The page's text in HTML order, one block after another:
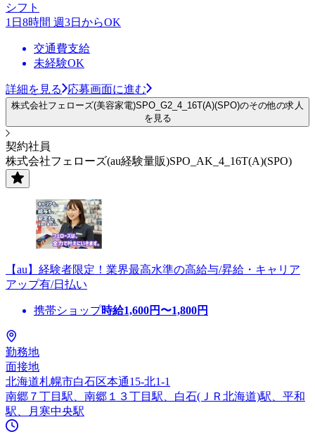
シフト
1日8時間 週3日からOK
交通費支給
未経験OK
詳細を見る 応募画面に進む
株式会社フェローズ(美容家電)SPO_G2_4_16T(A)(SPO)のその他の求人
を見る
契約社員
株式会社フェローズ(au経験量販)SPO_AK_4_16T(A)(SPO)
【au】経験者限定！業界最高水準の高給与/昇給・キャリア
アップ有/日払い
携帯ショップ時給1,600円〜1,800円
勤務地
面接地
北海道札幌市白石区本通15-北1-1
南郷７丁目駅、南郷１３丁目駅、白石(ＪＲ北海道)駅、平和
駅、月寒中央駅